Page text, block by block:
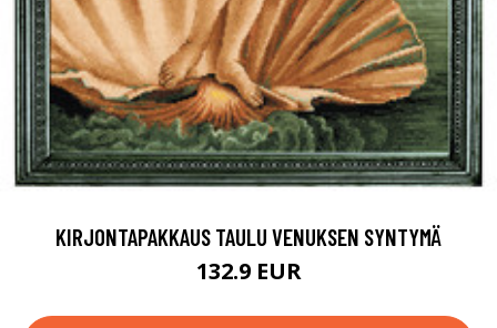
KIRJONTAPAKKAUS TAULU VENUKSEN SYNTYMÄ
132.9 EUR